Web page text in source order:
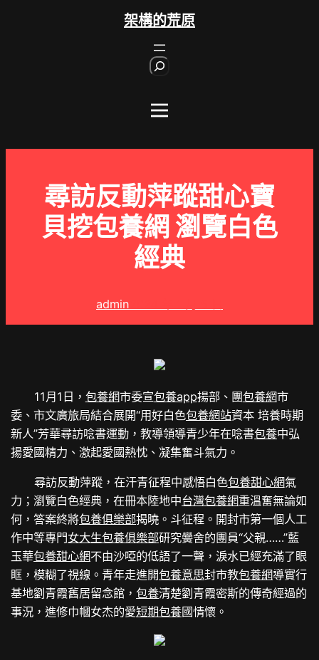
架構的荒原
尋訪反動萍蹤甜心寶
貝挖包養網 瀏覽白色
經典
admin
11月1日， 包養網市委宣包養app揚部、團包養網市
委、市文廣旅局結合展開“用好白色包養網站資本 培養時期
新人”芳華尋訪唸書運動，教導領導青少年在唸書包養中弘
揚愛國精力、激起愛國熱忱、凝集奮斗氣力。
尋訪反動萍蹤，在汗青征程中感悟白色包養甜心網氣
力；瀏覽白色經典，在冊本陸地中台灣包養網重溫奮無論如
何，答案終將包養俱樂部揭曉。斗征程。開封市第一個人工
作中等專門女大生包養俱樂部研究黌舍的團員“父親……”藍
玉華包養甜心網不由沙啞的低語了一聲，淚水已經充滿了眼
眶，模糊了視線。青年走進開包養意思封市教包養網導實行
基地劉青霞舊居留念館，包養清楚劉青霞密斯的傳奇經過的
事況，進修巾幗女杰的愛短期包養國情懷。